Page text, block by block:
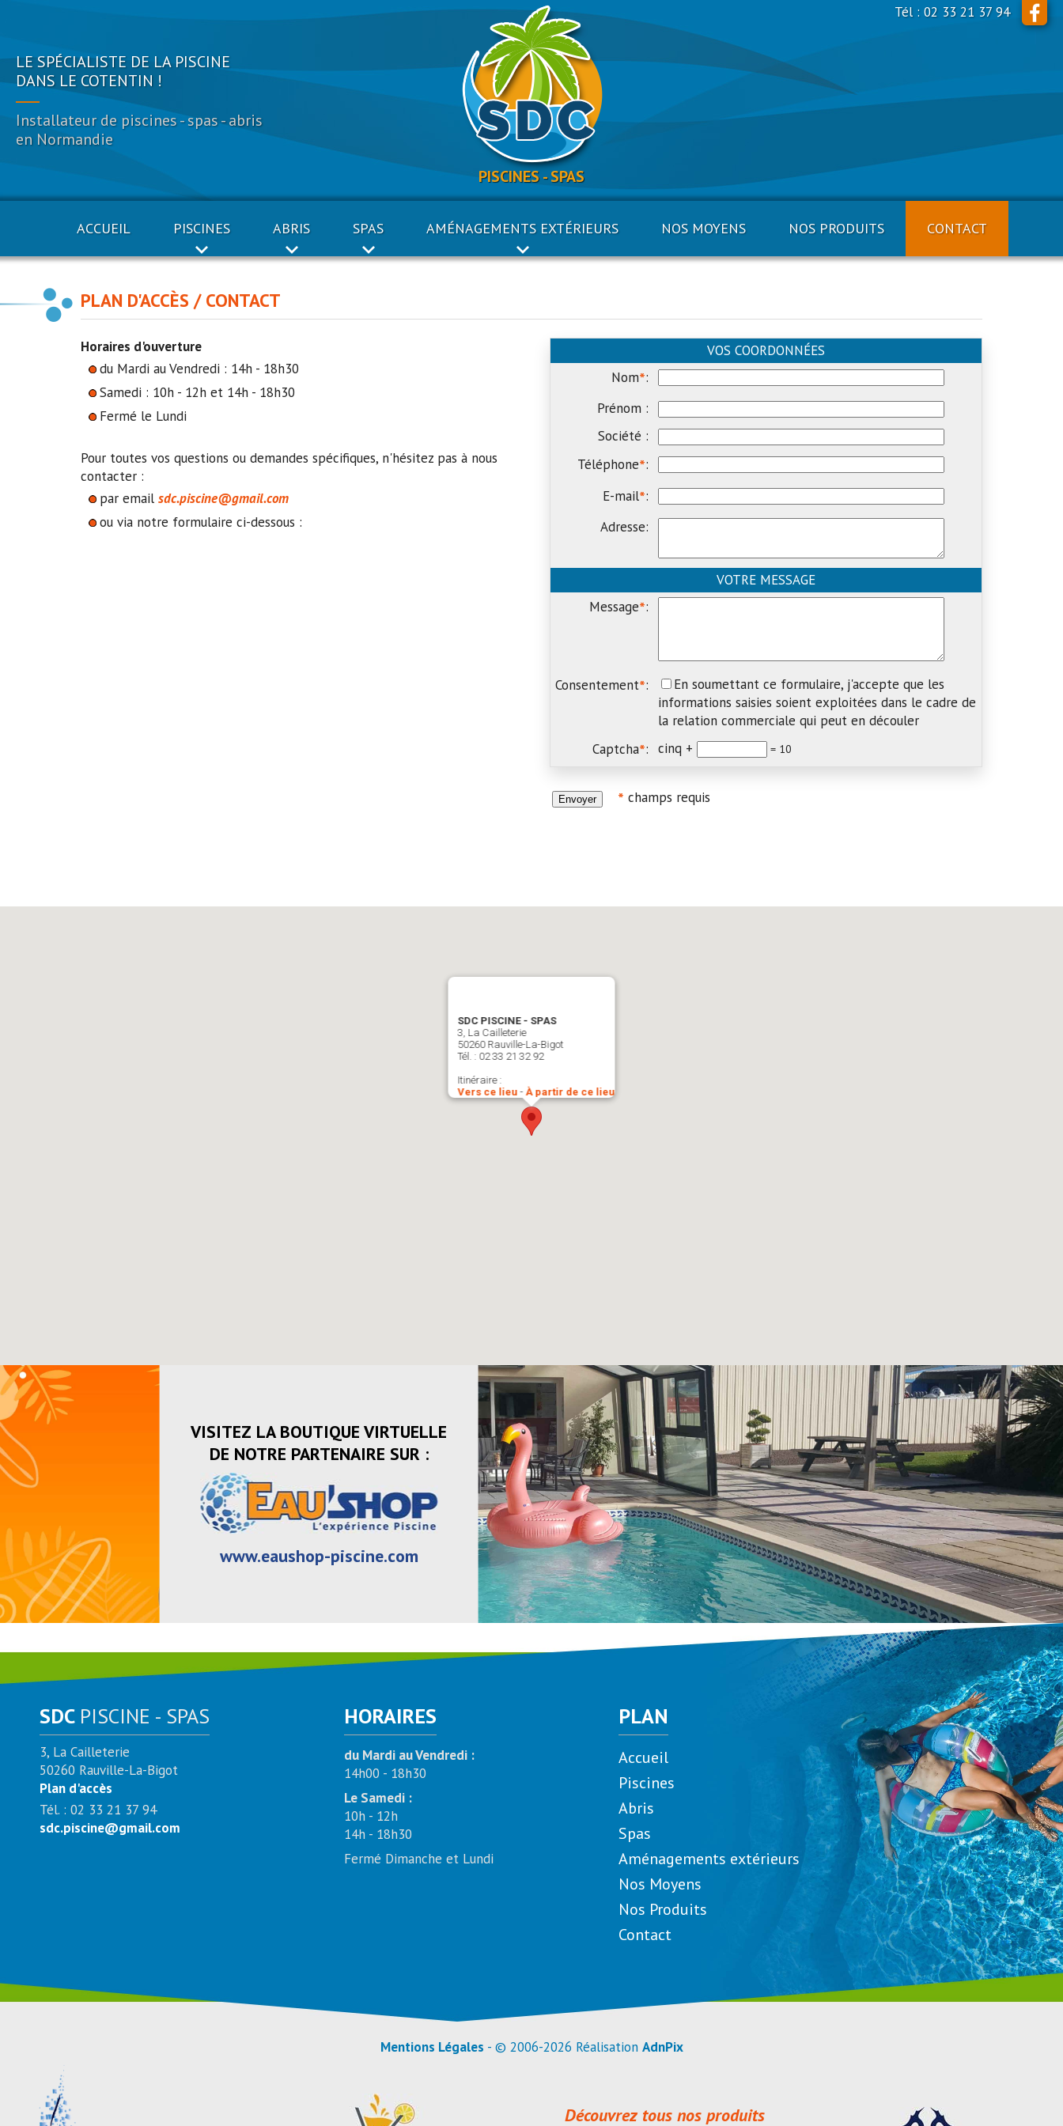
PISCINES - SPAS
LE SPÉCIALISTE DE LA PISCINE
DANS LE COTENTIN !
Installateur de piscines - spas - abris
en Normandie
Tél : 02 33 21 37 94
ACCUEIL PISCINES ABRIS SPAS AMÉNAGEMENTS EXTÉRIEURS NOS MOYENS NOS PRODUITS CONTACT
PLAN D'ACCÈS / CONTACT
Horaires d'ouverture
du Mardi au Vendredi : 14h - 18h30
Samedi : 10h - 12h et 14h - 18h30
Fermé le Lundi
Pour toutes vos questions ou demandes spécifiques, n'hésitez pas à nous
contacter :
par email sdc.piscine@gmail.com
ou via notre formulaire ci-dessous :
VOS COORDONNÉES
Nom*:
Prénom :
Société :
Téléphone*:
E-mail*:
Adresse:
VOTRE MESSAGE
Message*:
Consentement*:
En soumettant ce formulaire, j'accepte que les
informations saisies soient exploitées dans le cadre de
la relation commerciale qui peut en découler
Captcha*: cinq + = 10
* champs requis
VISITEZ LA BOUTIQUE VIRTUELLE
DE NOTRE PARTENAIRE SUR :
www.eaushop-piscine.com
SDC PISCINE - SPAS
3, La Cailleterie
50260 Rauville-La-Bigot
Plan d'accès
Tél. : 02 33 21 37 94
sdc.piscine@gmail.com
HORAIRES
du Mardi au Vendredi :
14h00 - 18h30
Le Samedi :
10h - 12h
14h - 18h30
Fermé Dimanche et Lundi
PLAN
Accueil
Piscines
Abris
Spas
Aménagements extérieurs
Nos Moyens
Nos Produits
Contact
Mentions Légales - © 2006-2026 Réalisation AdnPix
Découvrez tous nos produits